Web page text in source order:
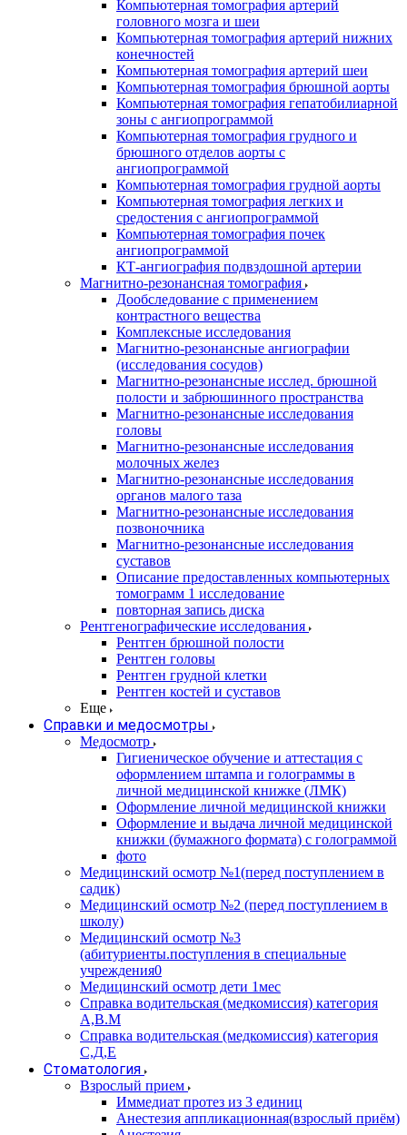
Компьютерная томография артерий
головного мозга и шеи
Компьютерная томография артерий нижних
конечностей
Компьютерная томография артерий шеи
Компьютерная томография брюшной аорты
Компьютерная томография гепатобилиарной
зоны с ангиопрограммой
Компьютерная томография грудного и
брюшного отделов аорты с
ангиопрограммой
Компьютерная томография грудной аорты
Компьютерная томография легких и
средостения с ангиопрограммой
Компьютерная томография почек
ангиопрограммой
КТ-ангиография подвздошной артерии
Магнитно-резонансная томография
Дообследование с применением
контрастного вещества
Комплексные исследования
Магнитно-резонансные ангиографии
(исследования сосудов)
Магнитно-резонансные исслед. брюшной
полости и забрюшинного пространства
Магнитно-резонансные исследования
головы
Магнитно-резонансные исследования
молочных желез
Магнитно-резонансные исследования
органов малого таза
Магнитно-резонансные исследования
позвоночника
Магнитно-резонансные исследования
суставов
Описание предоставленных компьютерных
томограмм 1 исследование
повторная запись диска
Рентгенографические исследования
Рентген брюшной полости
Рентген головы
Рентген грудной клетки
Рентген костей и суставов
Еще
Справки и медосмотры
Медосмотр
Гигиеническое обучение и аттестация с
оформлением штампа и голограммы в
личной медицинской книжке (ЛМК)
Оформление личной медицинской книжки
Оформление и выдача личной медицинской
книжки (бумажного формата) с голограммой
фото
Медицинский осмотр №1(перед поступлением в
садик)
Медицинский осмотр №2 (перед поступлением в
школу)
Медицинский осмотр №3
(абитуриенты.поступления в специальные
учреждения0
Медицинский осмотр дети 1мес
Справка водительская (медкомиссия) категория
А,В.М
Справка водительская (медкомиссия) категория
С,Д,Е
Стоматология
Взрослый прием
Иммедиат протез из 3 единиц
Анестезия аппликационная(взрослый приём)